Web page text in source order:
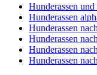
Hunderassen
Hunderassen
Hunderassen
Hunderassen
Hunderassen
Hunderassen